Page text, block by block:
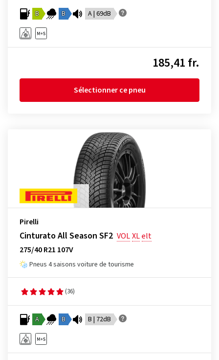
B B A | 69dB
185,41 fr.
Sélectionner ce pneu
Pirelli
Cinturato All Season SF2 VOLXLelt
275/40 R21 107V
Pneus 4 saisons voiture de tourisme
(36)
A B B | 72dB